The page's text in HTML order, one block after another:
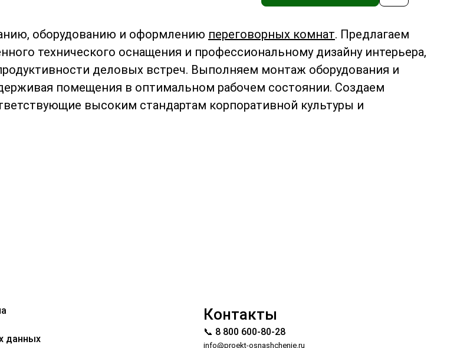
оборудованию и оформлению переговорных комнат. Предлагаем
технического оснащения и профессиональному дизайну интерьера,
деловых встреч. Выполняем монтаж оборудования и
помещения в оптимальном рабочем состоянии. Создаем
высоким стандартам корпоративной культуры и
данных
Контакты
📞 8 800 600-80-28
info@proekt-osnashchenie.ru